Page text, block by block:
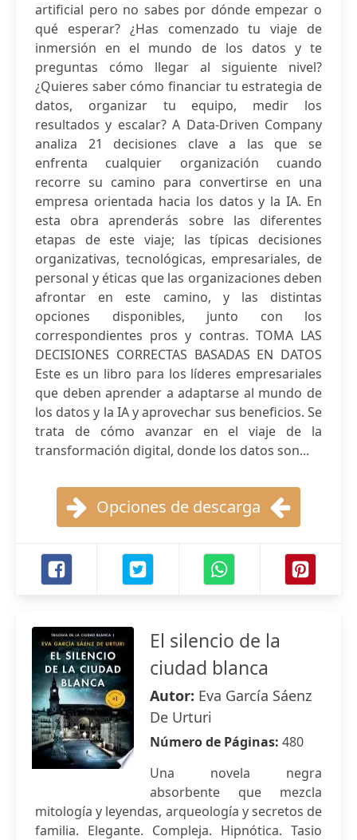
artificial pero no sabes por dónde empezar o
qué esperar? ¿Has comenzado tu viaje de
inmersión en el mundo de los datos y te
preguntas cómo llegar al siguiente nivel?
¿Quieres saber cómo financiar tu estrategia de
datos, organizar tu equipo, medir los
resultados y escalar? A Data-Driven Company
analiza 21 decisiones clave a las que se
enfrenta cualquier organización cuando
recorre su camino para convertirse en una
empresa orientada hacia los datos y la IA. En
esta obra aprenderás sobre las diferentes
etapas de este viaje; las típicas decisiones
organizativas, tecnológicas, empresariales, de
personal y éticas que las organizaciones deben
afrontar en este camino, y las distintas
opciones disponibles, junto con los
correspondientes pros y contras. TOMA LAS
DECISIONES CORRECTAS BASADAS EN DATOS
Este es un libro para los líderes empresariales
que deben aprender a adaptarse al mundo de
los datos y la IA y aprovechar sus beneficios. Se
trata de cómo avanzar en el viaje de la
transformación digital, donde los datos son...
Opciones de descarga
El silencio de la
ciudad blanca
Autor: Eva García Sáenz
De Urturi
Número de Páginas: 480
Una novela negra
absorbente que mezcla
mitología y leyendas, arqueología y secretos de
familia. Elegante. Compleja. Hipnótica. Tasio